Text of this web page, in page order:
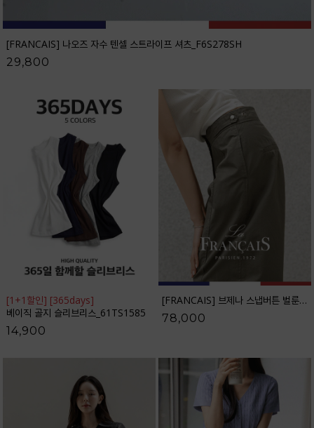
[FRANCAIS] 나오즈 자수 텐셀 스트라이프 셔츠_F6S278SH
29,800
[1+1할인] [365days]
베이직 골지 슬리브리스_61TS1585
14,900
[FRANCAIS] 브제나 스냅버튼 벌룬 와이드 팬츠_F6H516PT
78,000